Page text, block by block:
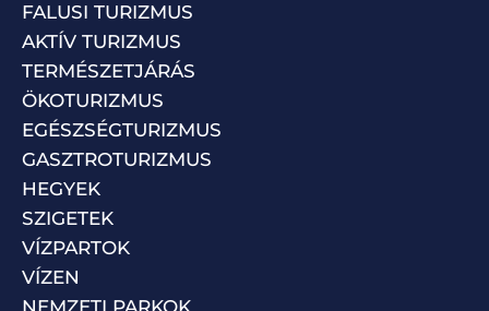
FALUSI TURIZMUS
AKTÍV TURIZMUS
TERMÉSZETJÁRÁS
ÖKOTURIZMUS
EGÉSZSÉGTURIZMUS
GASZTROTURIZMUS
HEGYEK
SZIGETEK
VÍZPARTOK
VÍZEN